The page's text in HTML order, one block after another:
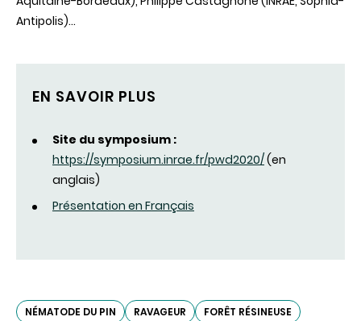
Antipolis)...
EN SAVOIR PLUS
Site du symposium :
https://symposium.inrae.fr/pwd2020/(en
anglais)
Présentation en Français
NÉMATODE DU PIN RAVAGEUR
FORÊT RÉSINEUSE